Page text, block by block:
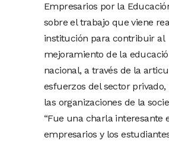
Empresarios por la
sobre el trabajo que viene
institución para contribuir al
mejoramiento de la
nacional, a través de la
esfuerzos del sector
las organizaciones de la
“Fue una charla interesante
empresarios y los